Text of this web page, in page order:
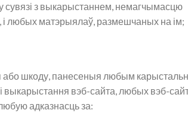
з выкарыстаннем, немагчымасцю
і любых матэрыялаў, размешчаных на ім;
шкоду, панесеныя любым
вэб-сайта, любых вэб-
адказнасць за: